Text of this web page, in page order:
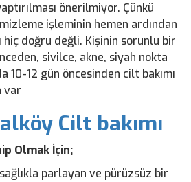
önerilmiyor. Çünkü
işleminin hemen ardından
hiç doğru değli. Kişinin sorunlu bir
sivilce, akne, siyah nokta
10-12 gün öncesinden cilt bakımı
var
Cilt bakımı
Olmak İçin;
parlayan ve pürüzsüz bir